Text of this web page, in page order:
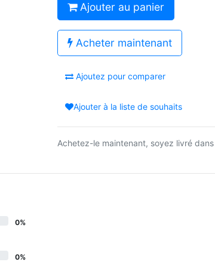
Ajouter au panier
Acheter maintenant
Ajoutez pour comparer
Ajouter à la liste de souhaits
Achetez-le maintenant, soyez livré
0%
0%